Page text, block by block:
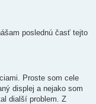
poslednú časť tejto
Proste som cele
displej a nejako som
dialší problem. Z